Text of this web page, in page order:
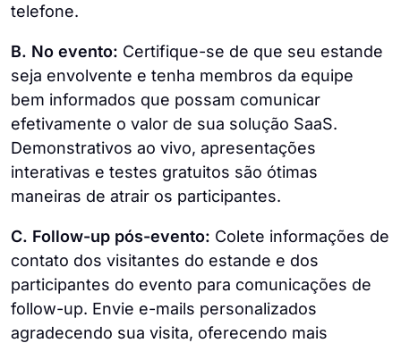
telefone.
B. No evento: Certifique-se de que seu estande
seja envolvente e tenha membros da equipe
bem informados que possam comunicar
efetivamente o valor de sua solução SaaS.
Demonstrativos ao vivo, apresentações
interativas e testes gratuitos são ótimas
maneiras de atrair os participantes.
C. Follow-up pós-evento: Colete informações de
contato dos visitantes do estande e dos
participantes do evento para comunicações de
follow-up. Envie e-mails personalizados
agradecendo sua visita, oferecendo mais